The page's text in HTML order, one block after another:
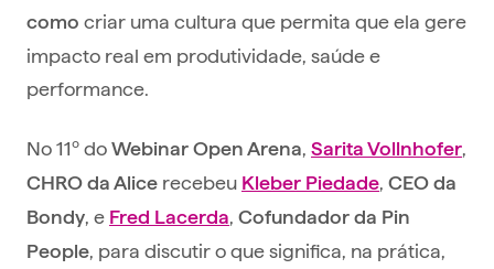
como criar uma cultura que permita que ela gere
impacto real em produtividade, saúde e
performance.
No 11º do Webinar Open Arena Sarita Vollnhofer
CHRO da Alice recebeu Kleber Piedade CEO da
Bondy , e Fred Lacerda Cofundador da Pin
People , para discutir o que significa, na prática,